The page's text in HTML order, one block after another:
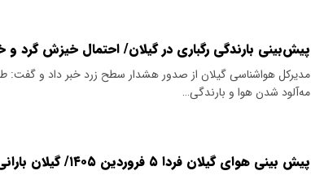
پیش‌بینی بارندگی رگباری در گیلان/ احتمال خیزش گرد و
مه‌آلود شدن هوا و بارندگی…
پیش بینی هوای گیلان فردا ۵ فروردین ۱۴۰۵/ گیلان بارانی می شود